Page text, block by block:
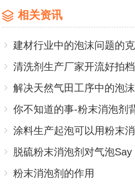
相关资讯
建材行业中的泡沫问题的
清洗剂生产厂家开流好拍
解决天然气田工序中的泡
你不知道的事-粉末消泡剂
涂料生产起泡可以用粉末
脱硫粉末消泡剂对气泡Say
粉末消泡剂的作用